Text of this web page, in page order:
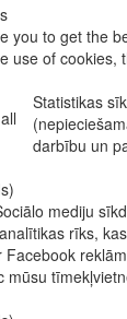
you to get the
use of cookies,
Statistikas
darbību un
mediju
rīks,
Facebook
mūsu